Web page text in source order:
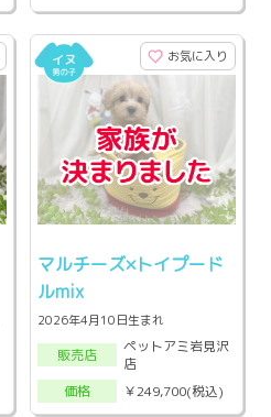
お気に入り
マルチーズ×トイプード
ルmix
2026年4月10日生まれ
販売店
ペットアミ岩見沢
店
価格
￥249,700(税込)